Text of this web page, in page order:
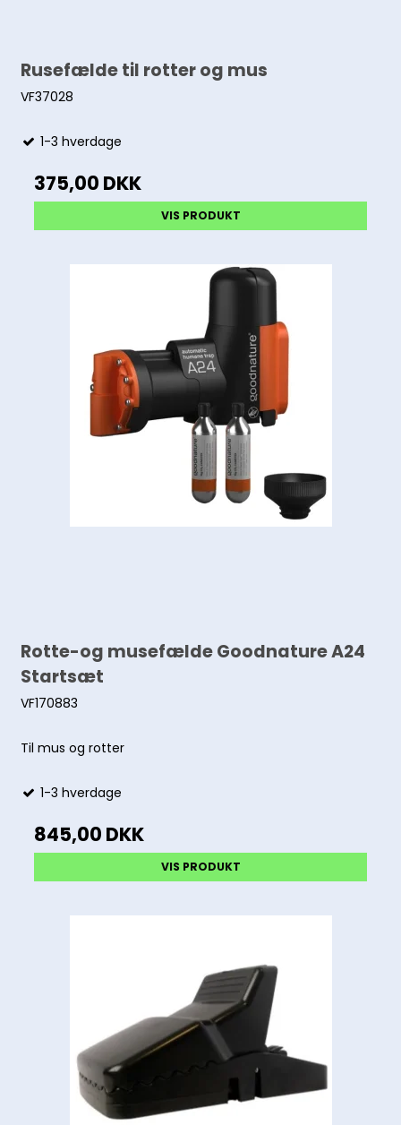
Rusefælde til rotter og mus
VF37028
1-3 hverdage
375,00 DKK
VIS PRODUKT
Rotte-og musefælde Goodnature A24
Startsæt
VF170883
Til mus og rotter
1-3 hverdage
845,00 DKK
VIS PRODUKT